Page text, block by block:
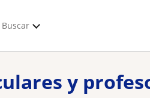
Buscar
y